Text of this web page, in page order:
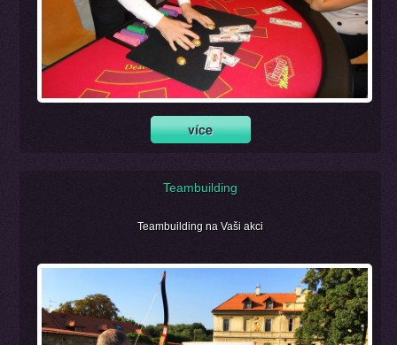
Teambuilding
Teambuilding na Vaši akci